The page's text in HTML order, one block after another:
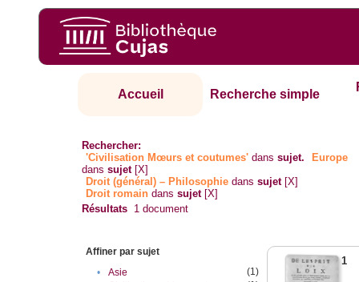
Accueil Recherche simple
Rechercher:
'Civilisation Mœurs et coutumes' danssujet.
Europe
danssujet [X]
Droit (général) – Philosophie danssujet [X]
Droit romain danssujet [X]
Résultats 1 document
Affiner par sujet
•
Asie
(1)
1